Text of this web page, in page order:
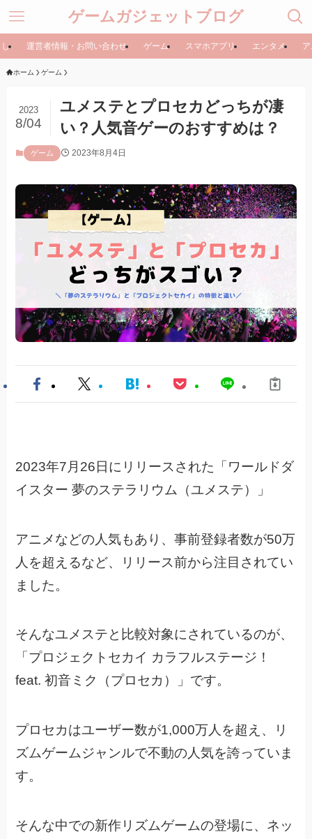
ゲームガジェットブログ
運営者情報・お問い合わせ ゲーム スマホアプリ エンタメ
ホーム ゲーム
ユメステとプロセカどっちが凄
い？人気音ゲーのおすすめは？
2023
8/04
ゲーム 2023年8月4日
2023年7月26日にリリースされた「ワールドダ
イスター 夢のステラリウム（ユメステ）」
アニメなどの人気もあり、事前登録者数が50万
人を超えるなど、
リリース前から注目されてい
ました。
そんなユメステと比較対象にされているのが、
「プロジェクトセカイ カラフルステージ！
feat. 初音ミク（プロセカ）」です。
プロセカはユーザー数が1,000万人を超え、リ
ズムゲームジャンルで不動の人気を誇っていま
す。
そんな中での新作リズムゲームの登場に、ネッ